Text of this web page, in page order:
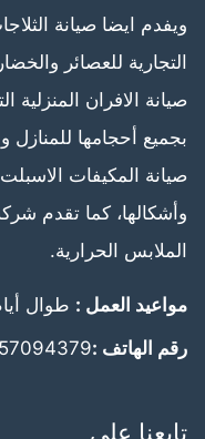
ويفدم ايضا صيانة
التجارية للعصائر
صيانة الافران المنزلية
بجميع أحجامها للمنازل
صيانة المكيفات
وأشكالها، كما تقدم
الملابس الحرارية.
مواعيد العمل : طوال
رقم الهاتف :
تابعنا علي